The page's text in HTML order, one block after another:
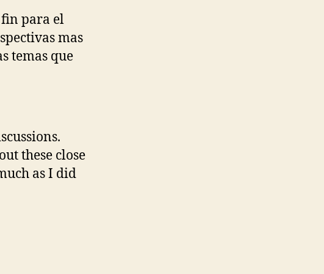
para el
mas
temas que
these close
as I did